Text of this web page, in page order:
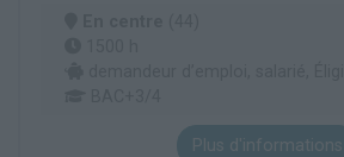
Plus d'informations